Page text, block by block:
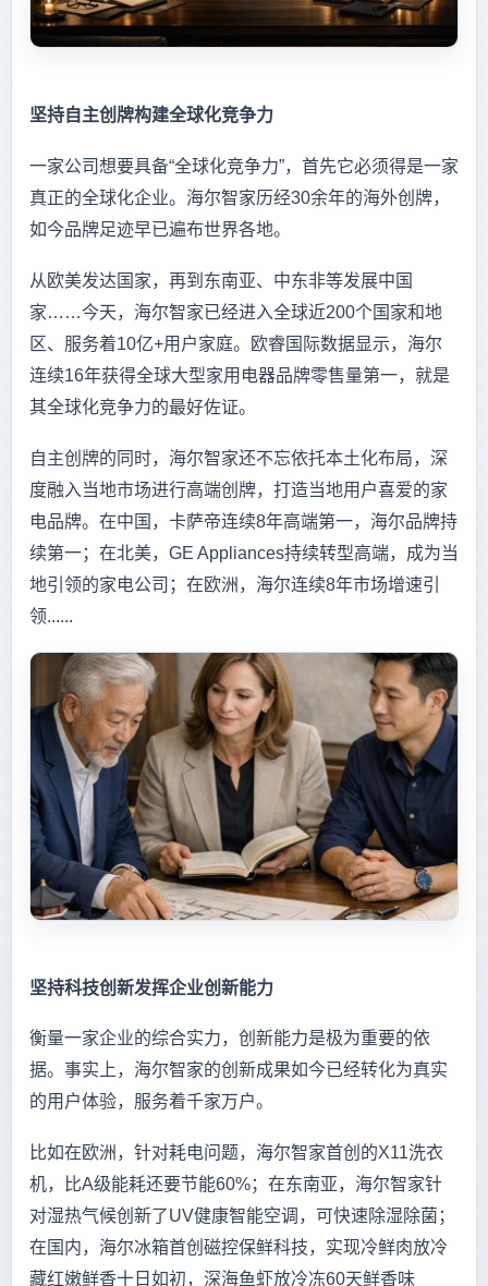
坚持自主创牌构建全球化竞争力
一家公司想要具备“全球化竞争力”，首先它必须得是一家
真正的全球化企业。海尔智家历经30余年的海外创牌，
如今品牌足迹早已遍布世界各地。
从欧美发达国家，再到东南亚、中东非等发展中国
家……今天，海尔智家已经进入全球近200个国家和地
区、服务着10亿+用户家庭。欧睿国际数据显示，海尔
连续16年获得全球大型家用电器品牌零售量第一，就是
其全球化竞争力的最好佐证。
自主创牌的同时，海尔智家还不忘依托本土化布局，深
度融入当地市场进行高端创牌，打造当地用户喜爱的家
电品牌。在中国，卡萨帝连续8年高端第一，海尔品牌持
续第一；在北美，GE Appliances持续转型高端，成为当
地引领的家电公司；在欧洲，海尔连续8年市场增速引
领......
坚持科技创新发挥企业创新能力
衡量一家企业的综合实力，创新能力是极为重要的依
据。事实上，海尔智家的创新成果如今已经转化为真实
的用户体验，服务着千家万户。
比如在欧洲，针对耗电问题，海尔智家首创的X11洗衣
机，比A级能耗还要节能60%；在东南亚，海尔智家针
对湿热气候创新了UV健康智能空调，可快速除湿除菌；
在国内，海尔冰箱首创磁控保鲜科技，实现冷鲜肉放冷
藏红嫩鲜香十日如初，深海鱼虾放冷冻60天鲜香味